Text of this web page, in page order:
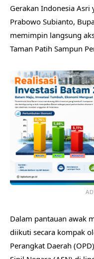
Gerakan Indonesia Asri
Prabowo Subianto,
memimpin langsung
Taman Patih Sampun
Dalam pantauan awak
diikuti secara kompak
Perangkat Daerah